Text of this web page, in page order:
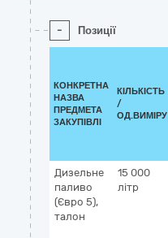
- Позиції
КОНКРЕТНА
НАЗВА
ПРЕДМЕТА
ЗАКУПІВЛІ
КІЛЬКІСТЬ
/
ОД.ВИМІРУ
Дизельне
паливо
(Євро 5),
талон
15 000
літр